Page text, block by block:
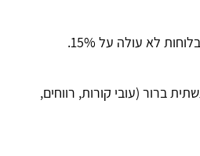
לא עולה על 15%.
ברור (עובי קורות, רווחים,